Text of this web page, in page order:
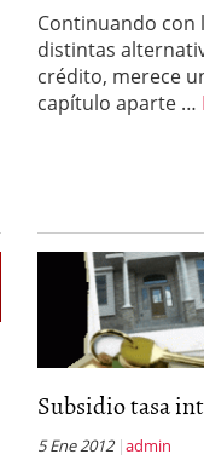
Continuando con
distintas
crédito, merece
capítulo aparte …
Subsidio tasa
5 Ene 2012 admin